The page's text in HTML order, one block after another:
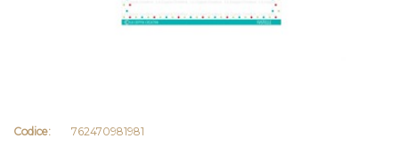
Codice: 762470981981